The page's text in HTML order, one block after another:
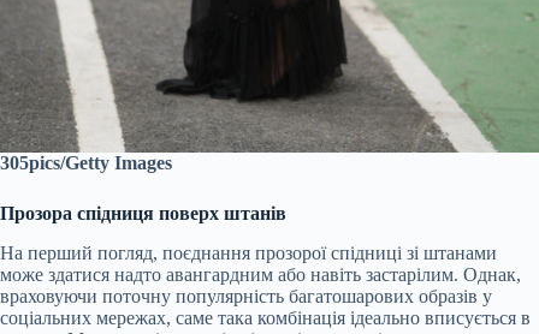
305pics/Getty Images
Прозора спідниця поверх штанів
На перший погляд, поєднання прозорої спідниці зі штанами
може здатися надто авангардним або навіть застарілим. Однак,
враховуючи поточну популярність багатошарових образів у
соціальних мережах, саме така комбінація ідеально вписується в